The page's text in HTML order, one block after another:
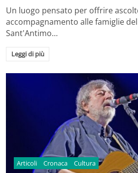
Un luogo pensato per offrire
accompagnamento alle famiglie
Sant'Antimo…
Leggi di più
Articoli Cronaca Cultura